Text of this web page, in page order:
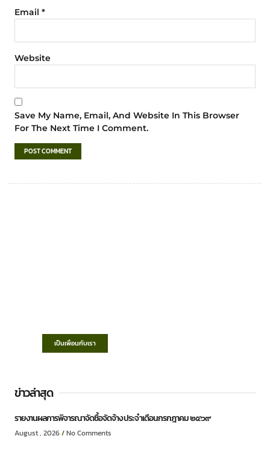
Email *
Website
Save My Name, Email, And Website In This Browser
For The Next Time I Comment.
เป็นเพื่อนกับเรา
ข่าวล่าสุด
รายงานผลการพิจารณาจัดซื้อจัดจ้าง ประจำเดือนกรกฎาคม ๒๕๖๙
August , 2026 No Comments